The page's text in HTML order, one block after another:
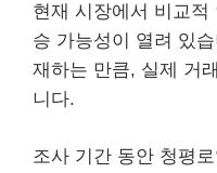
현재 시장에서 비교
승 가능성이 열려 있
재하는 만큼, 실제 거
니다.
조사 기간 동안 청평